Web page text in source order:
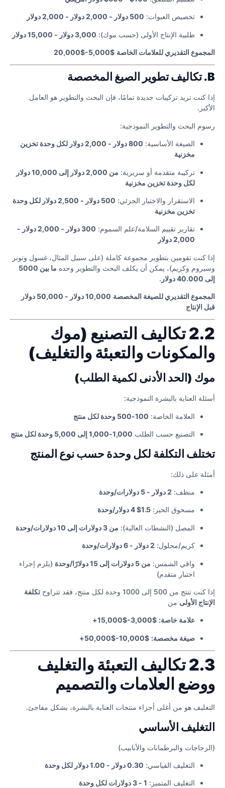
تخصيص العبوات: 500 دولار - 2,000 دولار - 2,000 دولار
طلبية الإنتاج الأولى (حسب موك): 3,000 دولار - 15,000 دولار
المجموع التقديري للعلامات الخاصة $5,000-$20,000
B. تكاليف تطوير الصيغ المخصصة
إذا كنت تريد تركيبات جديدة تمامًا، فإن البحث والتطوير هو العامل
الأكبر.
رسوم البحث والتطوير النموذجية:
الصيغة الأساسية:
800 دولار - 2,000 دولار لكل وحدة تخزين
مخزنية
تركيبة متقدمة أو سريرية:
من 2,000 دولار إلى 10,000 دولار
لكل وحدة تخزين مخزنية
الاستقرار والاختبار الجزئي:
500 دولار - 2,500 دولار لكل وحدة
تخزين مخزنية
تقارير تقييم السلامة/علم السموم:
300 دولار - 2,000 دولار -
2,000 دولار
إذا كنت تقومين بتطوير مجموعة كاملة (على سبيل المثال، غسول وتونر
وسيروم وكريم)، يمكن أن يكلف البحث والتطوير وحده
ما بين 5000
إلى 40.000 دولار
.
المجموع التقديري للصيغة المخصصة
10,000 دولار - 50,000 دولار
قبل الإنتاج
2.2 تكاليف التصنيع (موك
والمكونات والتعبئة والتغليف)
موك (الحد الأدنى لكمية الطلب)
أسئلة العناية بالبشرة النموذجية:
العلامة الخاصة: 100-500 وحدة لكل منتج
التصنيع حسب الطلب 1,000-1,000 إلى 5,000 وحدة لكل منتج
تختلف التكلفة لكل وحدة حسب نوع المنتج
أمثلة على ذلك:
منظف: 2 دولار - 5 دولارات/وحدة
مسحوق الحبر: 1.5$ 4 دولار/وحدة
المصل (النشطات العالية): من 3 دولارات إلى 10 دولارات/وحدة
كريم/محلول: 2 دولار - 6 دولارات/وحدة
واقي الشمس: من 5 دولارات إلى 15 دولارًا/وحدة
(يلزم إجراء
اختبار متقدم)
إذا كنت تنتج من 500 إلى 1000 وحدة لكل منتج، فقد تتراوح
تكلفة
الإنتاج الأولى من
علامة خاصة: $3,000-$15,000+
صيغة مخصصة: $10,000-$50,000+
2.3 تكاليف التعبئة والتغليف
ووضع العلامات والتصميم
التغليف هو من أغلى أجزاء منتجات العناية بالبشرة، بشكل مفاجئ.
التغليف الأساسي
(الزجاجات والبرطمانات والأنابيب)
التغليف القياسي: 0.30 دولار - 1.00 دولار لكل وحدة
التغليف المتميز: 1 - 3 دولارات لكل وحدة